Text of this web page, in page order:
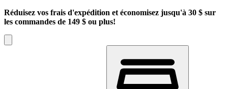
Réduisez vos frais d'expédition et économisez jusqu'à 30 $ sur
les commandes de 149 $ ou plus!